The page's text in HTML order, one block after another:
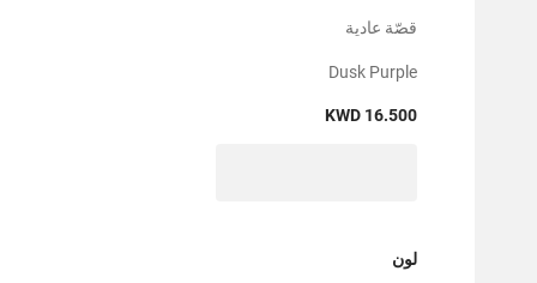
قصّة عادية
Dusk Purple
KWD 16.500
لون